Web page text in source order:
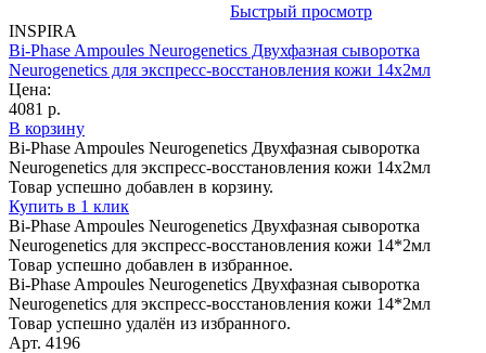
Быстрый просмотр
INSPIRA
Bi-Phase Ampoules Neurogenetics Двухфазная сыворотка
Neurogenetics для экспресс-восстановления кожи 14х2мл
Цена:
4081 р.
В корзину
Bi-Phase Ampoules Neurogenetics Двухфазная сыворотка
Neurogenetics для экспресс-восстановления кожи 14х2мл
Товар успешно добавлен в корзину.
Купить в 1 клик
Bi-Phase Ampoules Neurogenetics Двухфазная сыворотка
Neurogenetics для экспресс-восстановления кожи 14*2мл
Товар успешно добавлен в избранное.
Bi-Phase Ampoules Neurogenetics Двухфазная сыворотка
Neurogenetics для экспресс-восстановления кожи 14*2мл
Товар успешно удалён из избранного.
Арт. 4196